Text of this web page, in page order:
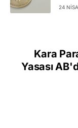
24
Kara
Yasası